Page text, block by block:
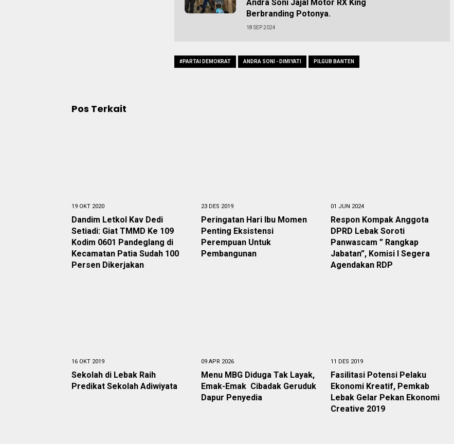
Andra Soni Jajal Motor RX King
Berbranding Potonya.
18 SEP 2024
#PARTAI DEMOKRAT ANDRA SONI - DIMIYATI PILGUB BANTEN
Pos Terkait
19 OKT 2020
Dandim Letkol Kav Dedi
Setiadi: Giat TMMD Ke 109
Kodim 0601 Pandeglang di
Kecamatan Patia Sudah 100
Persen Dikerjakan
23 DES 2019
Peringatan Hari Ibu Momen
Penting Eksistensi
Perempuan Untuk
Pembangunan
01 JUN 2024
Respon Kompak Anggota
DPRD Lebak Soroti
Panwascam ” Rangkap
Jabatan”, Komisi I Segera
Agendakan RDP
16 OKT 2019
Sekolah di Lebak Raih
Predikat Sekolah Adiwiyata
09 APR 2026
Menu MBG Diduga Tak Layak,
Emak-Emak Cibadak Geruduk
Dapur Penyedia
11 DES 2019
Fasilitasi Potensi Pelaku
Ekonomi Kreatif, Pemkab
Lebak Gelar Pekan Ekonomi
Creative 2019